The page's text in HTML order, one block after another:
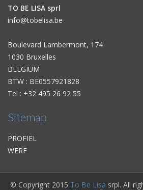
TO BE LISA sprl
info@tobelisa.be
Boulevard Lambermont, 174
1030 Bruxelles
BELGIUM
BTW : BE0557921828
Tel : +32 495 26 92 55
Sitemap
PROFIEL
WERF
© Copyright 2015 To Be Lisa srpl. All